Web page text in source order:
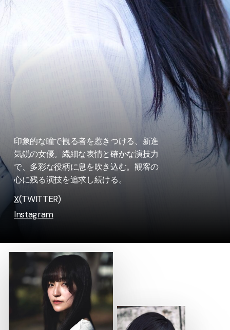
印象的な瞳で観る者を惹きつける、新進
気鋭の女優。繊細な表情と確かな演技力
で、多彩な役柄に息を吹き込む。観客の
心に残る演技を追求し続ける。
X(TWITTER)
Instagram